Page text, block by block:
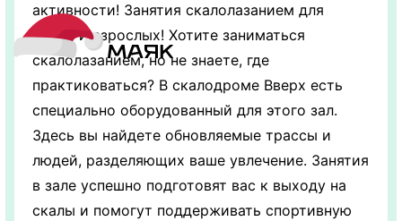
активности! Занятия скалолазанием для
детей и взрослых! Хотите заниматься
скалолазанием, но не знаете, где
практиковаться? В скалодроме Вверх есть
специально оборудованный для этого зал.
Здесь вы найдете обновляемые трассы и
людей, разделяющих ваше увлечение. Занятия
в зале успешно подготовят вас к выходу на
скалы и помогут поддерживать спортивную